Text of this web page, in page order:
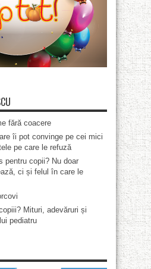
fără coacere
îi pot convinge pe cei mici
pe care le refuză
pentru copii? Nu doar
ci și felul în care le
Mituri, adevăruri și
pediatru